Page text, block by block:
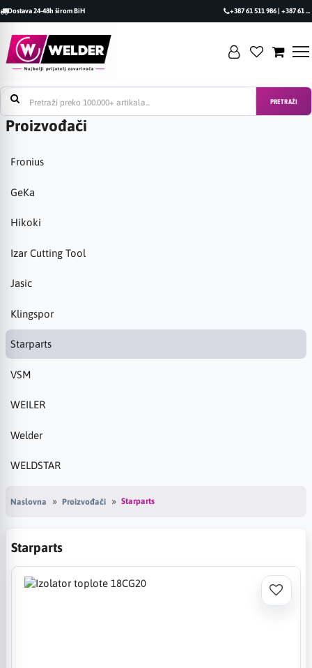
Dostava 24-48h širom BiH +387 61 511 986 | +387 61 493 470
PRETRAŽI
Proizvođači
Fronius
GeKa
Hikoki
Izar Cutting Tool
Jasic
Klingspor
Starparts
VSM
WEILER
Welder
WELDSTAR
Naslovna Proizvođači Starparts
Starparts